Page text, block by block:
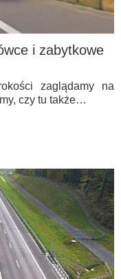
i zabytkowe
zaglądamy na
czy tu także…